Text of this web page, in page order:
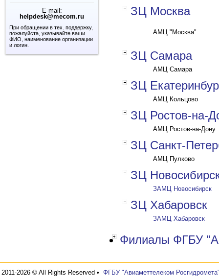
E-mail:
helpdesk@mecom.ru
При обращении в тех. поддержку,
пожалуйста, указывайте ваши
ФИО, наименование организации
и логин.
ЗЦ Москва
АМЦ "Москва"
ЗЦ Самара
АМЦ Самара
ЗЦ
АМЦ Кольцово
ЗЦ Ростов-на-
АМЦ Ростов-на-Дону
ЗЦ Санкт-
АМЦ Пулково
ЗЦ
ЗАМЦ Новосибирск
ЗЦ Хабаровск
ЗАМЦ Хабаровск
Филиалы ФГБУ
2011-2026 © All Rights Reserved • ФГБУ "Авиаметтелеком